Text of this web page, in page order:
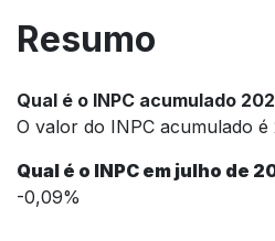
Resumo
Qual é o INPC acumulado
O valor do INPC acumulado é
Qual é o INPC em julho de
-0,09%